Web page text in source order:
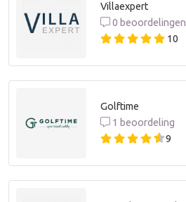
Villaexpert
0 beoordelingen
10
Golftime
1 beoordeling
9